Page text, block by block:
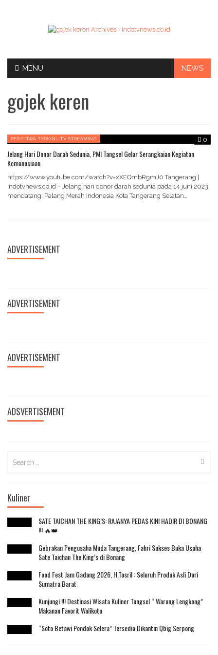
MENU NEWS
gojek keren
0
PERISTIWA TERKINI, TV STREAMING
Jelang Hari Donor Darah Sedunia, PMI Tangsel Gelar Serangkaian Kegiatan
Kemanusiaan
https://www.youtube.com/watch?v=xXEQmbRgmJ0 Tangerang |
indotvnews.co.id – Jelang hari donor darah sedunia pada 14 juni 2023
mendatang, Palang Merah Indonesia Kota Tangerang Selatan
ADVERTISEMENT
ADVERTISEMENT
ADVERTISEMENT
ADSVERTISEMENT
for:
Kuliner
SATE TAICHAN THE KING’S: RAJANYA PEDAS KINI HADIR DI BONANG
!!! 🔥👑
Gebrakan Pengusaha Muda Tangerang, Fahri Sukses Buka Usaha
Sate Taichan The King’s di Bonang
Food Fest Jam Gadang 2026, H.Tasril : Seluruh Produk Asli Dari
Sumatra Barat
Kunjungi !!! Destinasi Wisata Kuliner Tangsel “ Warung Lengkong”
Makanan Favorit Walikota
“Soto Betawi Pondok Selera” Tersedia Dikantin Qbig Serpong